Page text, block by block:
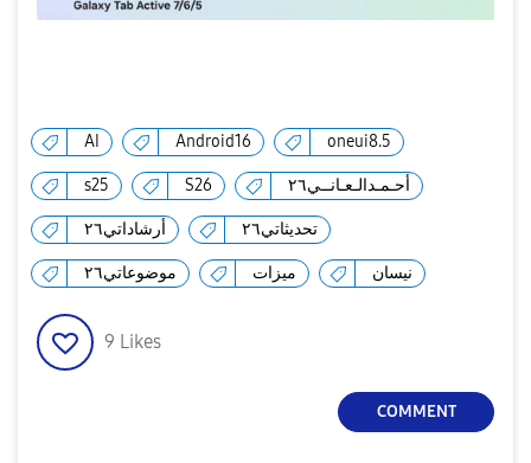
AI Android16 oneui8.5
s25 S26 أحـمـدالـعـانــي٢٦
أرشاداتي٢٦ تحديثاتي٢٦
موضوعاتي٢٦ ميزات نيسان
9 Likes
COMMENT